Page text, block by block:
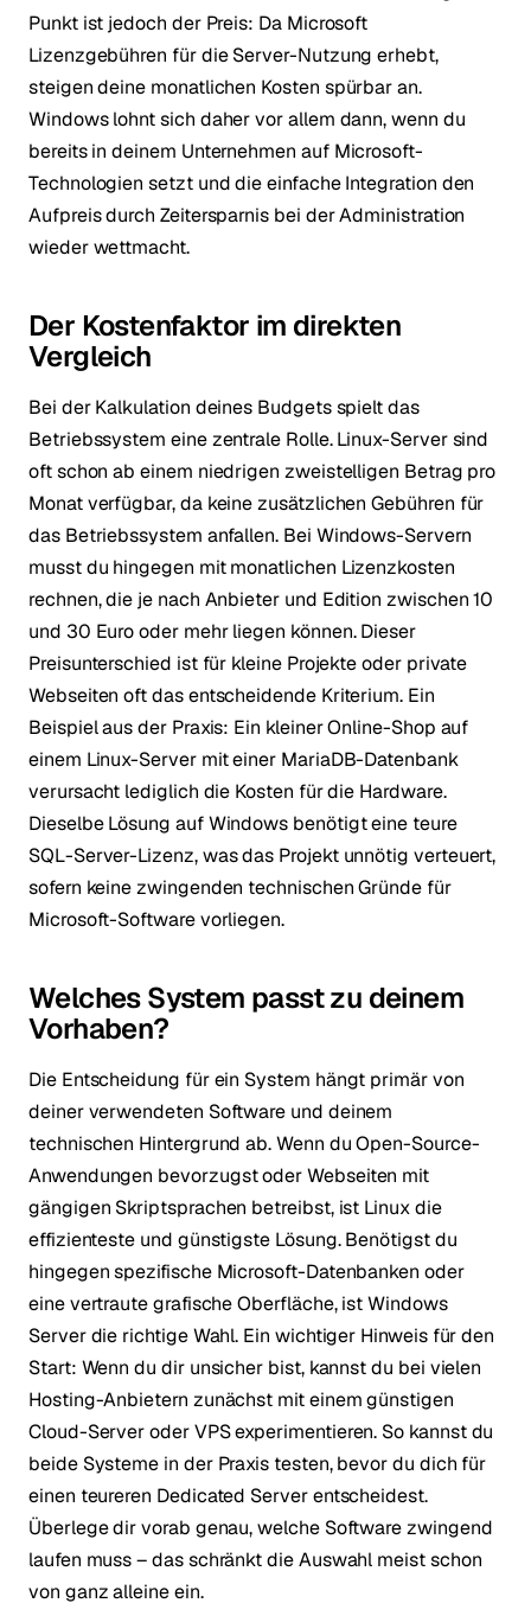
Punkt ist jedoch der Preis: Da Microsoft
Lizenzgebühren für die Server-Nutzung erhebt,
steigen deine monatlichen Kosten spürbar an.
Windows lohnt sich daher vor allem dann, wenn du
bereits in deinem Unternehmen auf Microsoft-
Technologien setzt und die einfache Integration den
Aufpreis durch Zeitersparnis bei der Administration
wieder wettmacht.
Der Kostenfaktor im direkten
Vergleich
Bei der Kalkulation deines Budgets spielt das
Betriebssystem eine zentrale Rolle. Linux-Server sind
oft schon ab einem niedrigen zweistelligen Betrag pro
Monat verfügbar, da keine zusätzlichen Gebühren für
das Betriebssystem anfallen. Bei Windows-Servern
musst du hingegen mit monatlichen Lizenzkosten
rechnen, die je nach Anbieter und Edition zwischen 10
und 30 Euro oder mehr liegen können. Dieser
Preisunterschied ist für kleine Projekte oder private
Webseiten oft das entscheidende Kriterium. Ein
Beispiel aus der Praxis: Ein kleiner Online-Shop auf
einem Linux-Server mit einer MariaDB-Datenbank
verursacht lediglich die Kosten für die Hardware.
Dieselbe Lösung auf Windows benötigt eine teure
SQL-Server-Lizenz, was das Projekt unnötig verteuert,
sofern keine zwingenden technischen Gründe für
Microsoft-Software vorliegen.
Welches System passt zu deinem
Vorhaben?
Die Entscheidung für ein System hängt primär von
deiner verwendeten Software und deinem
technischen Hintergrund ab. Wenn du Open-Source-
Anwendungen bevorzugst oder Webseiten mit
gängigen Skriptsprachen betreibst, ist Linux die
effizienteste und günstigste Lösung. Benötigst du
hingegen spezifische Microsoft-Datenbanken oder
eine vertraute grafische Oberfläche, ist Windows
Server die richtige Wahl. Ein wichtiger Hinweis für den
Start: Wenn du dir unsicher bist, kannst du bei vielen
Hosting-Anbietern zunächst mit einem günstigen
Cloud-Server oder VPS experimentieren. So kannst du
beide Systeme in der Praxis testen, bevor du dich für
einen teureren Dedicated Server entscheidest.
Überlege dir vorab genau, welche Software zwingend
laufen muss – das schränkt die Auswahl meist schon
von ganz alleine ein.